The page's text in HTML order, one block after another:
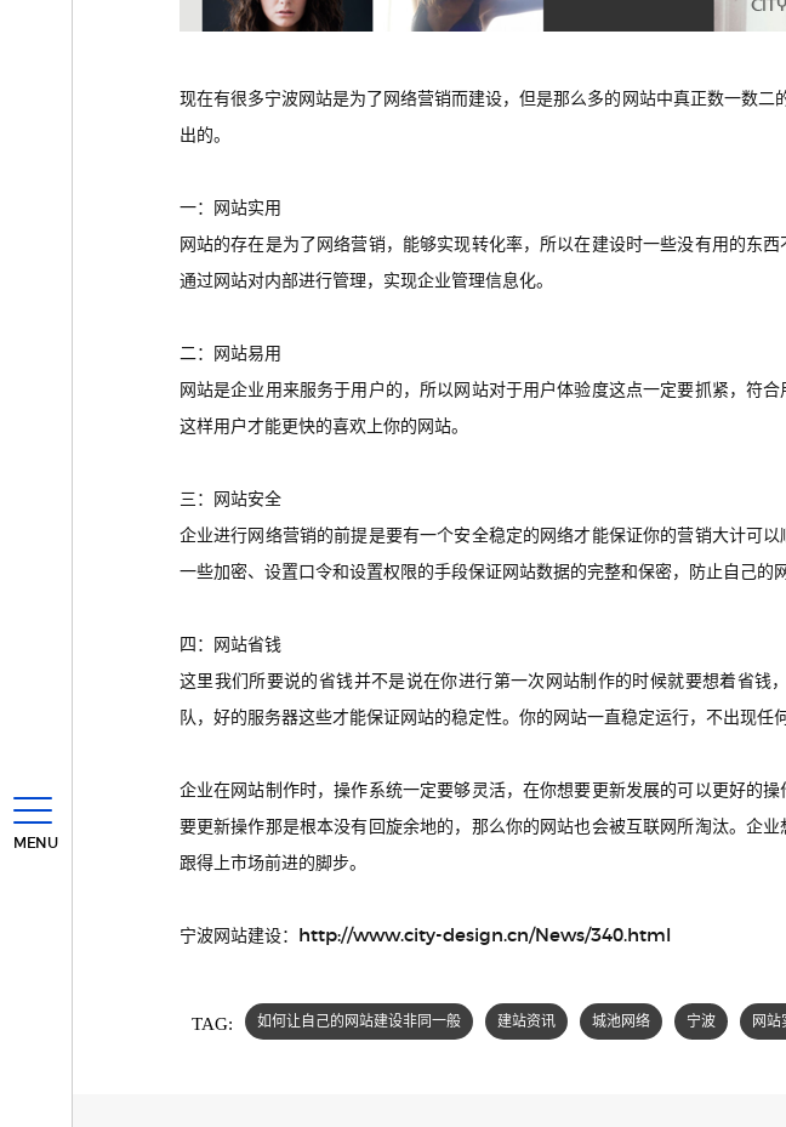
MENU
现在有很多宁波网站是为了网络营销而建设，但是那么多的网站中真正数一数
出的。
一：网站实用
网站的存在是为了网络营销，能够实现转化率，所以在建设时一些没有用的东
通过网站对内部进行管理，实现企业管理信息化。
二：网站易用
网站是企业用来服务于用户的，所以网站对于用户体验度这点一定要抓紧，符
这样用户才能更快的喜欢上你的网站。
三：网站安全
企业进行网络营销的前提是要有一个安全稳定的网络才能保证你的营销大计可
一些加密、设置口令和设置权限的手段保证网站数据的完整和保密，防止自己的
四：网站省钱
这里我们所要说的省钱并不是说在你进行第一次网站制作的时候就要想着省
队，好的服务器这些才能保证网站的稳定性。你的网站一直稳定运行，不出现任
企业在网站制作时，操作系统一定要够灵活，在你想要更新发展的可以更好的
要更新操作那是根本没有回旋余地的，那么你的网站也会被互联网所淘汰。企
跟得上市场前进的脚步。
宁波网站建设： http://www.city-design.cn/News/340.html
TAG: 如何让自己的网站建设非同一般 建站资讯 城池网络 宁波 网站